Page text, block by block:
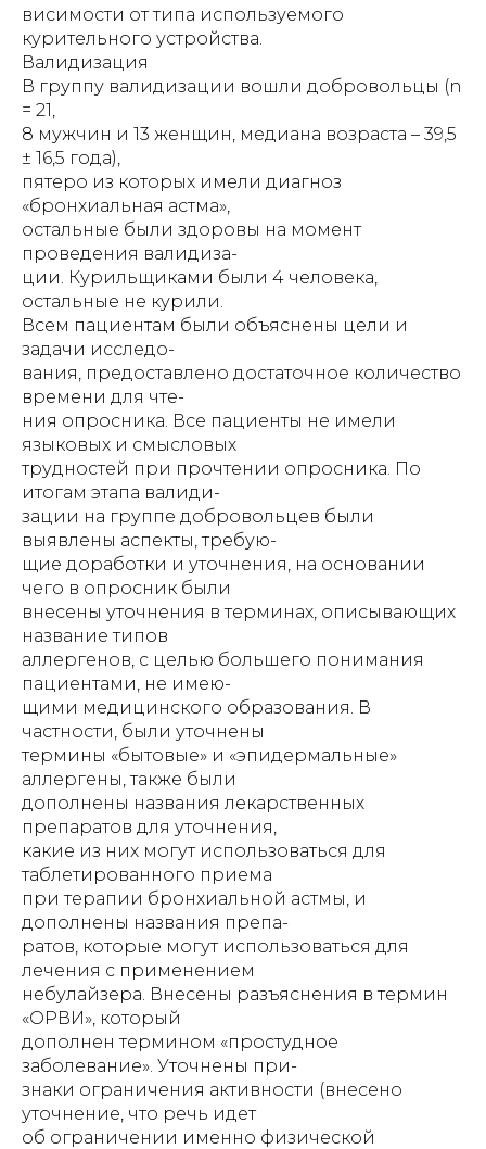
висимости от типа используемого
курительного устройства.
Валидизация
В группу валидизации вошли добровольцы (n
= 21,
8 мужчин и 13 женщин, медиана возраста – 39,5
± 16,5 года),
пятеро из которых имели диагноз
«бронхиальная астма»,
остальные были здоровы на момент
проведения валидиза-
ции. Курильщиками были 4 человека,
остальные не курили.
Всем пациентам были объяснены цели и
задачи исследо-
вания, предоставлено достаточное количество
времени для чте-
ния опросника. Все пациенты не имели
языковых и смысловых
трудностей при прочтении опросника. По
итогам этапа валиди-
зации на группе добровольцев были
выявлены аспекты, требую-
щие доработки и уточнения, на основании
чего в опросник были
внесены уточнения в терминах, описывающих
название типов
аллергенов, с целью большего понимания
пациентами, не имею-
щими медицинского образования. В
частности, были уточнены
термины «бытовые» и «эпидермальные»
аллергены, также были
дополнены названия лекарственных
препаратов для уточнения,
какие из них могут использоваться для
таблетированного приема
при терапии бронхиальной астмы, и
дополнены названия препа-
ратов, которые могут использоваться для
лечения с применением
небулайзера. Внесены разъяснения в термин
«ОРВИ», который
дополнен термином «простудное
заболевание». Уточнены при-
знаки ограничения активности (внесено
уточнение, что речь идет
об ограничении именно физической